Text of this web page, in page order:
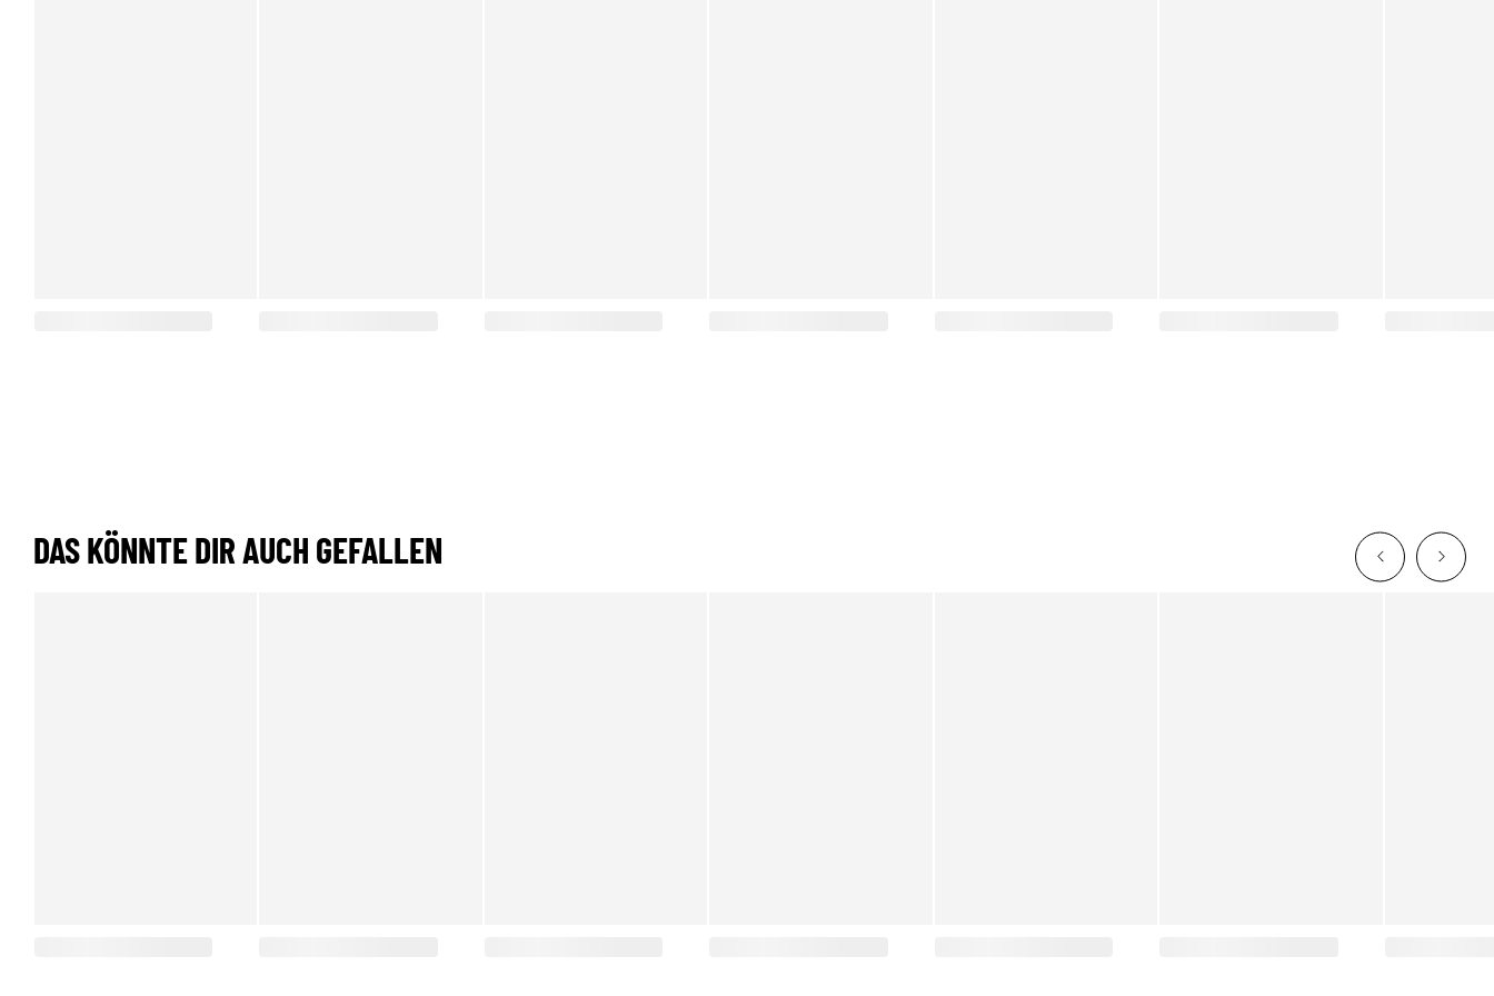
DAS KÖNNTE DIR AUCH GEFALLEN